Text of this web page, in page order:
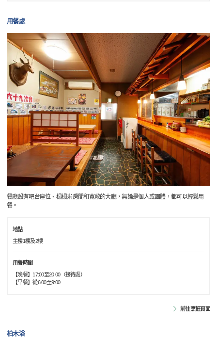
用餐處
餐廳設有吧台座位、榻榻米房間和寬敞的大廳，無論是個人或團體，都可以輕鬆用
餐。
地點
主樓1樓及2樓
用餐時間
【晚餐】17:00至20:00（接待處）
【早餐】從6:00至9:00
前往烹飪頁面
柏木浴